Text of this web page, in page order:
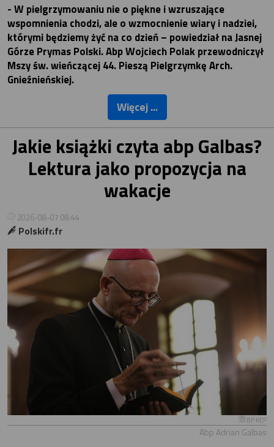
- W pielgrzymowaniu nie o piękne i wzruszające
wspomnienia chodzi, ale o wzmocnienie wiary i nadziei,
którymi będziemy żyć na co dzień – powiedział na Jasnej
Górze Prymas Polski. Abp Wojciech Polak przewodniczył
Mszy św. wieńczącej 44. Pieszą Pielgrzymkę Arch.
Gnieźnieńskiej.
Więcej ...
Jakie książki czyta abp Galbas?
Lektura jako propozycja na
wakacje
2026-08-07 08:44
Polskifr.fr
BP KEP
Abp Adrian Galbas